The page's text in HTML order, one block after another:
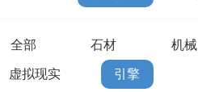
全部 石材 机械
虚拟现实 引擎